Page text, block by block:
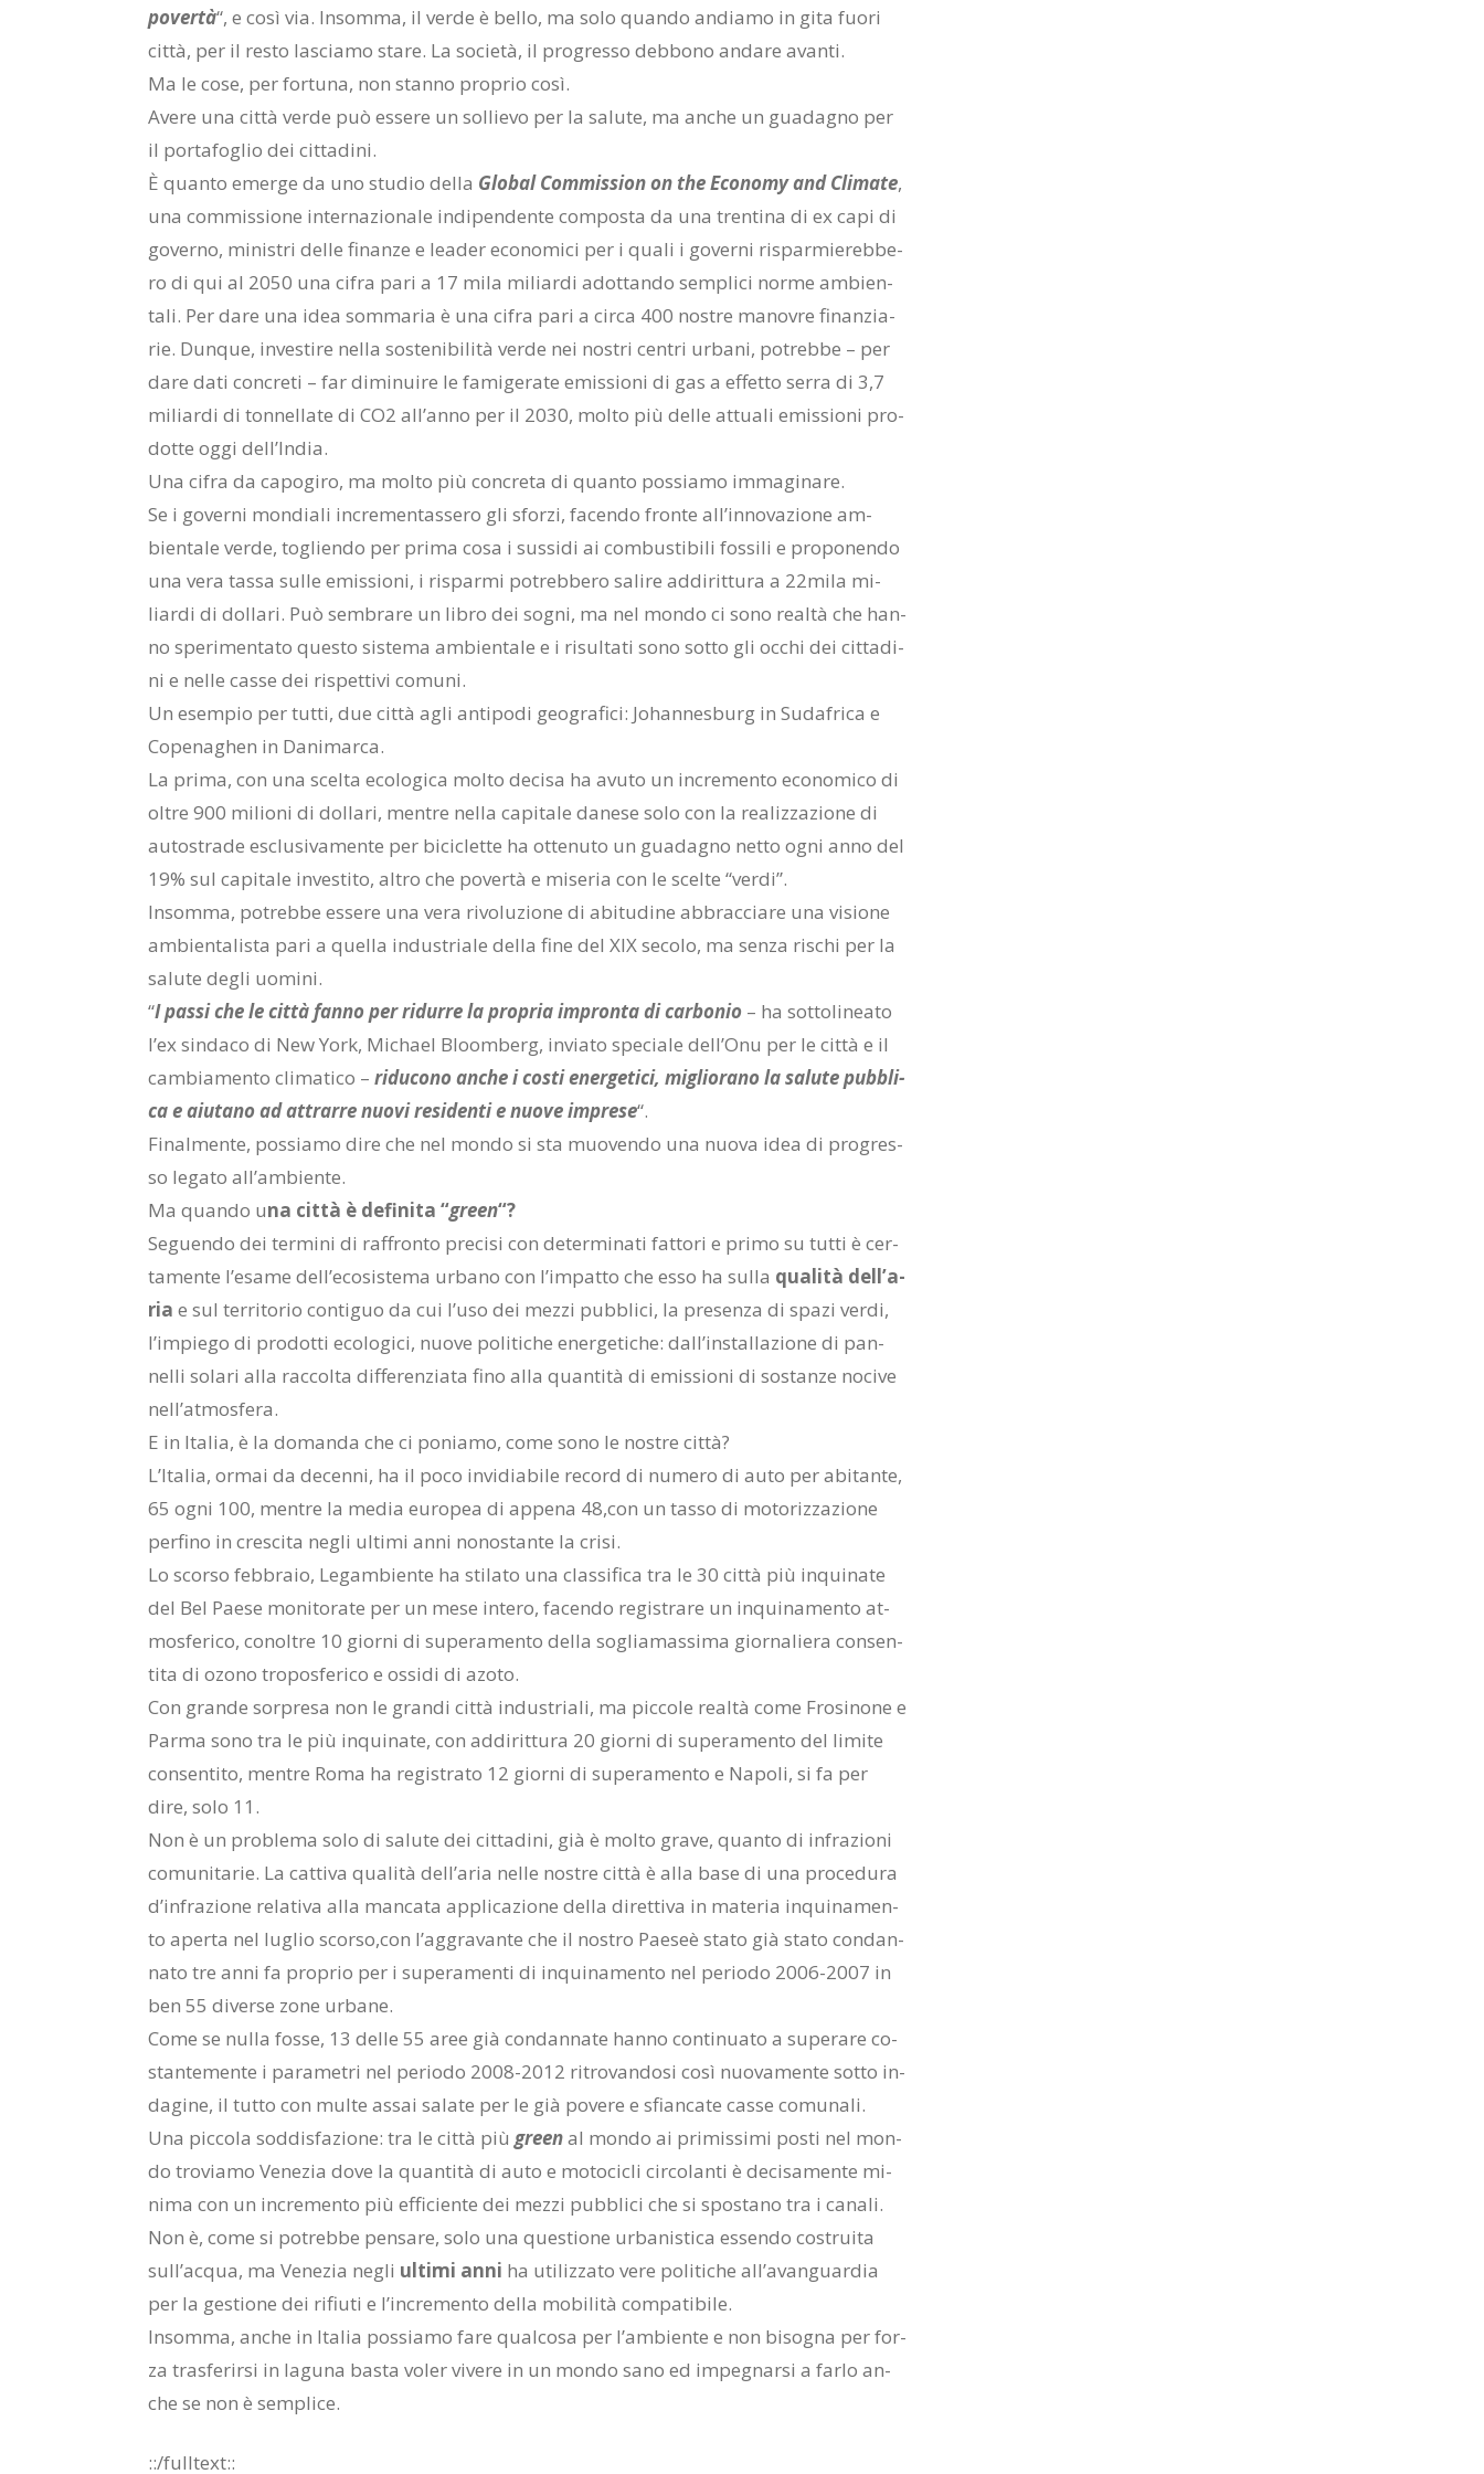
po­ver­tà“, e così via. In­som­ma, il ver­de è bel­lo, ma solo quan­do an­dia­mo in gita fuo­ri
cit­tà, per il re­sto la­scia­mo sta­re. La so­cie­tà, il pro­gres­so deb­bo­no an­da­re avan­ti.
Ma le cose, per for­tu­na, non stan­no pro­prio così.
Ave­re una cit­tà ver­de può es­se­re un sol­lie­vo per la sa­lu­te, ma an­che un gua­da­gno per
il por­ta­fo­glio dei cit­ta­di­ni.
È quan­to emer­ge da uno stu­dio del­la Glo­bal Com­mis­sion on the Eco­no­my and Cli­ma­te,
una com­mis­sio­ne in­ter­na­zio­na­le in­di­pen­den­te com­po­sta da una tren­ti­na di ex capi di
go­ver­no, mi­ni­stri del­le fi­nan­ze e lea­der eco­no­mi­ci per i qua­li i go­ver­ni ri­spar­mie­reb­be­
ro di qui al 2050 una ci­fra pari a 17 mila mi­liar­di adot­tan­do sem­pli­ci nor­me am­bien­
ta­li. Per dare una idea som­ma­ria è una ci­fra pari a cir­ca 400 no­stre ma­no­vre fi­nan­zia­
rie. Dun­que, in­ve­sti­re nel­la so­ste­ni­bi­li­tà ver­de nei no­stri cen­tri ur­ba­ni, po­treb­be – per
dare dati con­cre­ti – far di­mi­nui­re le fa­mi­ge­ra­te emis­sio­ni di gas a ef­fet­to ser­ra di 3,7
mi­liar­di di ton­nel­la­te di CO2 al­l’an­no per il 2030, mol­to più del­le at­tua­li emis­sio­ni pro­
dot­te oggi del­l’In­dia.
Una ci­fra da ca­po­gi­ro, ma mol­to più con­cre­ta di quan­to pos­sia­mo im­ma­gi­na­re.
Se i go­ver­ni mon­dia­li in­cre­men­tas­se­ro gli sfor­zi, fa­cen­do fron­te al­l’in­no­va­zio­ne am­
bien­ta­le ver­de, to­glien­do per pri­ma cosa i sus­si­di ai com­bu­sti­bi­li fos­si­li e pro­po­nen­do
una vera tas­sa sul­le emis­sio­ni, i ri­spar­mi po­treb­be­ro sa­li­re ad­di­rit­tu­ra a 22­mi­la mi­
liar­di di dol­la­ri. Può sem­bra­re un li­bro dei so­gni, ma nel mon­do ci sono real­tà che han­
no spe­ri­men­ta­to que­sto si­ste­ma am­bien­ta­le e i ri­sul­ta­ti sono sot­to gli oc­chi dei cit­ta­di­
ni e nel­le cas­se dei ri­spet­ti­vi co­mu­ni.
Un esem­pio per tut­ti, due cit­tà agli an­ti­po­di geo­gra­fi­ci: Jo­han­ne­sburg in Su­da­fri­ca e
Co­pe­na­ghen in Da­ni­mar­ca.
La pri­ma, con una scel­ta eco­lo­gi­ca mol­to de­ci­sa ha avu­to un in­cre­men­to eco­no­mi­co di
ol­tre 900 mi­lio­ni di dol­la­ri, men­tre nel­la ca­pi­ta­le da­ne­se solo con la rea­liz­za­zio­ne di
au­to­stra­de esclu­si­va­men­te per bi­ci­clet­te ha ot­te­nu­to un gua­da­gno net­to ogni anno del
19% sul ca­pi­ta­le in­ve­sti­to, al­tro che po­ver­tà e mi­se­ria con le scel­te “ver­di”.
In­som­ma, po­treb­be es­se­re una vera ri­vo­lu­zio­ne di abi­tu­di­ne ab­brac­cia­re una vi­sio­ne
am­bien­ta­li­sta pari a quel­la in­du­stria­le del­la fine del XIX se­co­lo, ma sen­za ri­schi per la
sa­lu­te de­gli uo­mi­ni.
“I pas­si che le cit­tà fan­no per ri­dur­re la pro­pria im­pron­ta di car­bo­nio – ha sot­to­li­nea­to
l’ex sin­da­co di New York, Mi­chael Bloom­berg, in­via­to spe­cia­le del­l’O­nu per le cit­tà e il
cam­bia­men­to cli­ma­ti­co – ri­du­co­no an­che i co­sti ener­ge­ti­ci, mi­glio­ra­no la sa­lu­te pub­bli­
ca e aiu­ta­no ad at­trar­re nuo­vi re­si­den­ti e nuo­ve im­pre­se“.
Fi­nal­men­te, pos­sia­mo dire che nel mon­do si sta muo­ven­do una nuo­va idea di pro­gres­
so le­ga­to al­l’am­bien­te.
Ma quan­do una cit­tà è de­fi­ni­ta “green“?
Se­guen­do dei ter­mi­ni di raf­fron­to pre­ci­si con de­ter­mi­na­ti fat­to­ri e pri­mo su tut­ti è cer­
ta­men­te l’e­sa­me del­l’e­co­si­ste­ma ur­ba­no con l’im­pat­to che esso ha sul­la qua­li­tà del­l’a­
ria e sul ter­ri­to­rio con­ti­guo da cui l’u­so dei mez­zi pub­bli­ci, la pre­sen­za di spa­zi ver­di,
l’im­pie­go di pro­dot­ti eco­lo­gi­ci, nuo­ve po­li­ti­che ener­ge­ti­che: dal­l’in­stal­la­zio­ne di pan­
nel­li so­la­ri alla rac­col­ta dif­fe­ren­zia­ta fino alla quan­ti­tà di emis­sio­ni di so­stan­ze no­ci­ve
nel­l’at­mo­sfe­ra.
E in Ita­lia, è la do­man­da che ci po­nia­mo, come sono le no­stre cit­tà?
L’I­ta­lia, or­mai da de­cen­ni, ha il poco in­vi­dia­bi­le re­cord di nu­me­ro di auto per abi­tan­te,
65 ogni 100, men­tre la me­dia eu­ro­pea di ap­pe­na 48,con un tas­so di mo­to­riz­za­zio­ne
per­fi­no in cre­sci­ta ne­gli ul­ti­mi anni no­no­stan­te la cri­si.
Lo scor­so feb­bra­io, Le­gam­bien­te ha sti­la­to una clas­si­fi­ca tra le 30 cit­tà più in­qui­na­te
del Bel Pae­se mo­ni­to­ra­te per un mese in­te­ro, fa­cen­do re­gi­stra­re un in­qui­na­men­to at­
mo­sfe­ri­co, co­nol­tre 10 gior­ni di su­pe­ra­men­to del­la so­glia­mas­si­ma gior­na­lie­ra con­sen­
ti­ta di ozo­no tro­po­sfe­ri­co e os­si­di di azo­to.
Con gran­de sor­pre­sa non le gran­di cit­tà in­du­stria­li, ma pic­co­le real­tà come Fro­si­no­ne e
Par­ma sono tra le più in­qui­na­te, con ad­di­rit­tu­ra 20 gior­ni di su­pe­ra­men­to del li­mi­te
con­sen­ti­to, men­tre Roma ha re­gi­stra­to 12 gior­ni di su­pe­ra­men­to e Na­po­li, si fa per
dire, solo 11.
Non è un pro­ble­ma solo di sa­lu­te dei cit­ta­di­ni, già è mol­to gra­ve, quan­to di in­fra­zio­ni
co­mu­ni­ta­rie. La cat­ti­va qua­li­tà del­l’a­ria nel­le no­stre cit­tà è alla base di una pro­ce­du­ra
d’in­fra­zio­ne re­la­ti­va alla man­ca­ta ap­pli­ca­zio­ne del­la di­ret­ti­va in ma­te­ria in­qui­na­men­
to aper­ta nel lu­glio scor­so,con l’ag­gra­van­te che il no­stro Pae­seè sta­to già sta­to con­dan­
na­to tre anni fa pro­prio per i su­pe­ra­men­ti di in­qui­na­men­to nel pe­rio­do 2006-2007 in
ben 55 di­ver­se zone ur­ba­ne.
Come se nul­la fos­se, 13 del­le 55 aree già con­dan­na­te han­no con­ti­nua­to a su­pe­ra­re co­
stan­te­men­te i pa­ra­me­tri nel pe­rio­do 2008-2012 ri­tro­van­do­si così nuo­va­men­te sot­to in­
da­gi­ne, il tut­to con mul­te as­sai sa­la­te per le già po­ve­re e sfian­ca­te cas­se co­mu­na­li.
Una pic­co­la sod­di­sfa­zio­ne: tra le cit­tà più greenal mon­do ai pri­mis­si­mi po­sti nel mon­
do tro­via­mo Ve­ne­zia dove la quan­ti­tà di auto e mo­to­ci­cli cir­co­lan­ti è de­ci­sa­men­te mi­
ni­ma con un in­cre­men­to più ef­fi­cien­te dei mez­zi pub­bli­ci che si spo­sta­no tra i ca­na­li.
Non è, come si po­treb­be pen­sa­re, solo una que­stio­ne ur­ba­ni­sti­ca es­sen­do co­strui­ta
sul­l’ac­qua, ma Ve­ne­zia ne­gli ul­ti­mi anni ha uti­liz­za­to vere po­li­ti­che al­l’a­van­guar­dia
per la ge­stio­ne dei ri­fiu­ti e l’in­cre­men­to del­la mo­bi­li­tà com­pa­ti­bi­le.
In­som­ma, an­che in Ita­lia pos­sia­mo fare qual­co­sa per l’am­bien­te e non bi­so­gna per for­
za tra­sfe­rir­si in la­gu­na ba­sta vo­ler vi­ve­re in un mon­do sano ed im­pe­gnar­si a far­lo an­
che se non è sem­pli­ce.
::/full­text::